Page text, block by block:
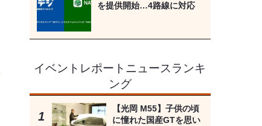
を提供開始…4路線に対応
イベントレポートニュースランキ
ング
【光岡 M55】子供の頃
に憧れた国産GTを思い